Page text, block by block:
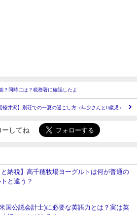
？同時には？税務署に確認したよ
【軽井沢】別荘での一夏の過ごし方（年少さんと0歳児）
ーしてね
と納税】高千穂牧場ヨーグルトは何が普通の
と違う？
国公認会計士)に必要な英語力とは？実は英